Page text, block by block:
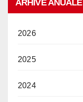
ARHIVE ANUALE
2026
2025
2024